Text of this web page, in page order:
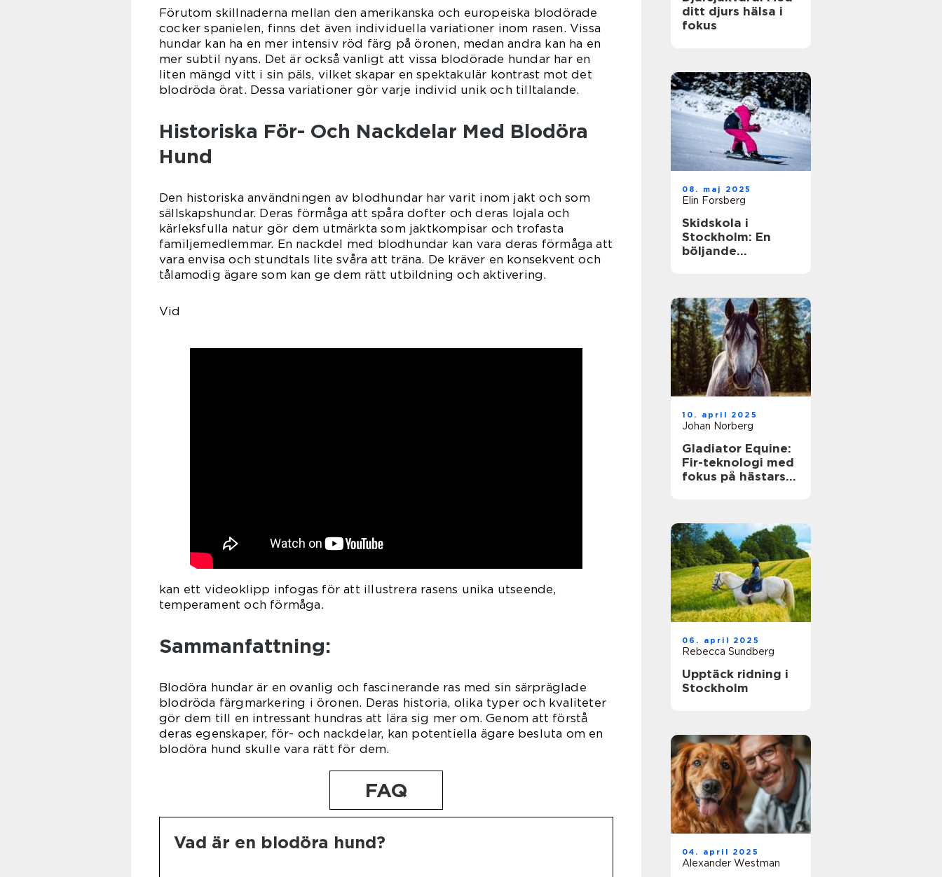
Förutom skillnaderna mellan den amerikanska och europeiska blodörade
cocker spanielen, finns det även individuella variationer inom rasen. Vissa
hundar kan ha en mer intensiv röd färg på öronen, medan andra kan ha en
mer subtil nyans. Det är också vanligt att vissa blodörade hundar har en
liten mängd vitt i sin päls, vilket skapar en spektakulär kontrast mot det
blodröda örat. Dessa variationer gör varje individ unik och tilltalande.
Historiska För- Och Nackdelar Med Blodöra
Hund
Den historiska användningen av blodhundar har varit inom jakt och som
sällskapshundar. Deras förmåga att spåra dofter och deras lojala och
kärleksfulla natur gör dem utmärkta som jaktkompisar och trofasta
familjemedlemmar. En nackdel med blodhundar kan vara deras förmåga att
vara envisa och stundtals lite svåra att träna. De kräver en konsekvent och
tålamodig ägare som kan ge dem rätt utbildning och aktivering.
Vid
kan ett videoklipp infogas för att illustrera rasens unika utseende,
temperament och förmåga.
Sammanfattning:
Blodöra hundar är en ovanlig och fascinerande ras med sin särpräglade
blodröda färgmarkering i öronen. Deras historia, olika typer och kvaliteter
gör dem till en intressant hundras att lära sig mer om. Genom att förstå
deras egenskaper, för- och nackdelar, kan potentiella ägare besluta om en
blodöra hund skulle vara rätt för dem.
FAQ
Vad är en blodöra hund?
ditt djurs hälsa i
fokus
08. maj 2025
Elin Forsberg
Skidskola i
Stockholm: En
böljande
10. april 2025
Johan Norberg
Gladiator Equine:
Fir-teknologi med
fokus på hästars
06. april 2025
Rebecca Sundberg
Upptäck ridning i
Stockholm
04. april 2025
Alexander Westman